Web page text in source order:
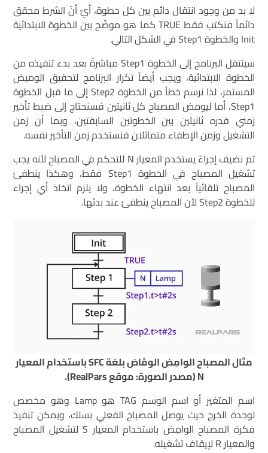
لا بد من وجود انتقال دائم بين كل خطوة، أيّ أنّ الشرط محقق
دائماً فنكتب فقط TRUE كما هو موضّح بين الخطوة الابتدائية
Init والخطوة Step1 في الشكل التالي.
سينتقل البرنامج إلى الخطوة Step1 مباشرةً بعد بدء تنفيذه من
الخطوة الابتدائية، ويجب أيضاً تكرار البرنامج لتحقيق الوميض
المستمر، لذا نرسم خطاً من الخطوة Step2 إلى ما قبل الخطوة
Step1، أما ليومض المصباح كل ثانيتين فسنحتاج إلى ضبط تأخير
زمني قدره ثانيتين بين الخطوتين السابقتين، وبما أن زمن
التشغيل وزمن الإطفاء متماثلان فنستخدم زمن التأخير نفسه.
ثم نضيف إجراءً يستخدم المعيار N للتحكم في المصباح لأنه يجب
تشغيل المصباح في الخطوة Step1 فقط، وهكذا ينطفئ
المصباح تلقائياً بعد انتهاء الخطوة، ولا يلزم اتخاذ أي إجراء
للخطوة Step2 لأن المصباح ينطفئ عند بدئها.
مثال المصباح الوامِض الومّاض بلغة SFC باستخدام المعيار
N (مصدر الصورة: موقع RealPars).
اسم المتغير أو اسم الوسم TAG هو Lamp وهو مخصص
لوحدة الخرج حيث يوصل المصباح الفعلي بسلك، ويمكن تنفيذ
فكرة المصباح الوامِض باستخدام المعيار S لتشغيل المصباح
والمعيار R لإيقاف تشغيله.